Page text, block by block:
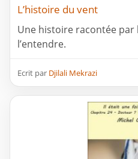
L’histoire du vent
Une histoire racontée par
l’entendre.
Ecrit par Djilali Mekrazi